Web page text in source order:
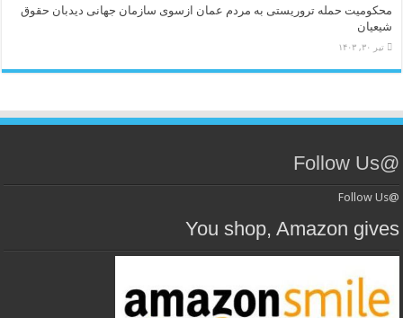
محکومیت حمله تروریستی به مردم عمان ازسوی سازمان جهانی دیدبان حقوق
شیعیان
تیر ۳۰, ۱۴۰۳
@Follow Us
@Follow Us
You shop, Amazon gives